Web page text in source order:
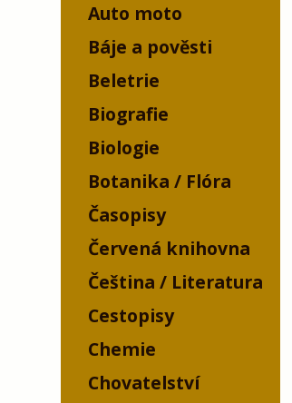
Auto moto
Báje a pověsti
Beletrie
Biografie
Biologie
Botanika / Flóra
Časopisy
Červená knihovna
Čeština / Literatura
Cestopisy
Chemie
Chovatelství